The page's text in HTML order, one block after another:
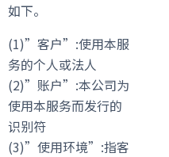
如下。
(1)”客户”:使用本服
务的个人或法人
(2)”账户”:本公司为
使用本服务而发行的
识别符
(3)”使用环境”:指客